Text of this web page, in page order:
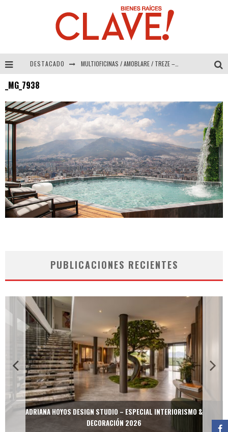
DESTACADO MULTIOFICINAS / AMOBLARE / TREZE – Especial Interiorismo & Decoración 2026
COLINEAL – Especial Interiorismo & Decoración 2026
_MG_7938
PUBLICACIONES RECIENTES
ADRIANA HOYOS DESIGN STUDIO – ESPECIAL INTERIORISMO &
DECORACIÓN 2026